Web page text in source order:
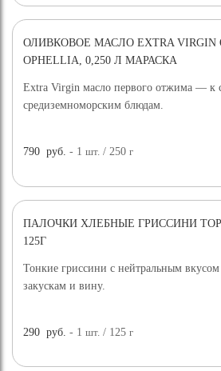
ОЛИВКОВОЕ МАСЛО EXTRA VIRGIN
OPHELLIA, 0,250 Л МАРАСКА
Extra Virgin масло первого отжима — к
средиземноморским блюдам.
790 руб. - 1шт. / 250г
ПАЛОЧКИ ХЛЕБНЫЕ ГРИССИНИ
125Г
Тонкие гриссини с нейтральным
закускам и вину.
290 руб. - 1шт. / 125г